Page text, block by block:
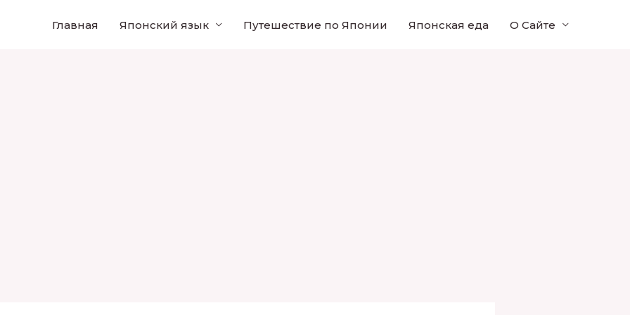
Главная Японский язык Путешествие по Японии Японская еда О Сайте